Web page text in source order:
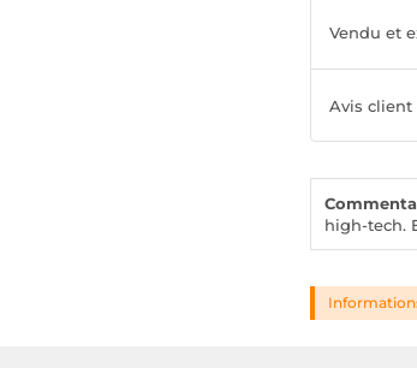
Vendu et
Avis client
high-tech.